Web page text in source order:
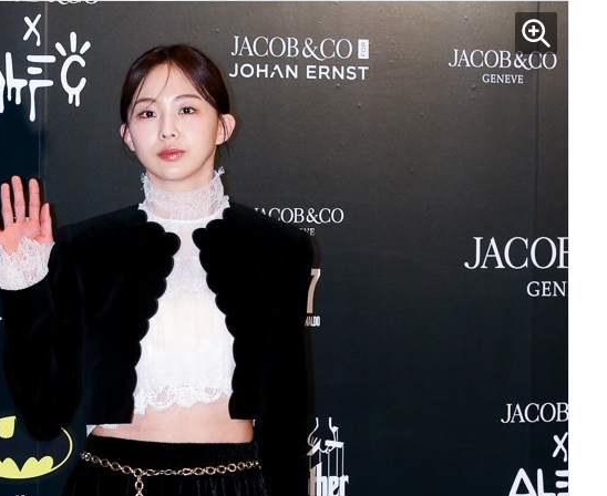
AI Native Enterprise를 지원하는 AI Ready Data 플랫폼 활용 전략